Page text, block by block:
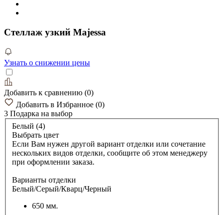
Стеллаж узкий Majessa
Узнать о снижении цены
Добавить к сравнению (0)
Добавить в Избранное (0)
3 Подарка на выбор
Белый (4)
Выбрать цвет
Если Вам нужен другой вариант отделки или сочетание
нескольких видов отделки, сообщите об этом менеджеру
при оформлении заказа.
Варианты отделки
Белый/Серый/Кварц/Черный
650 мм.